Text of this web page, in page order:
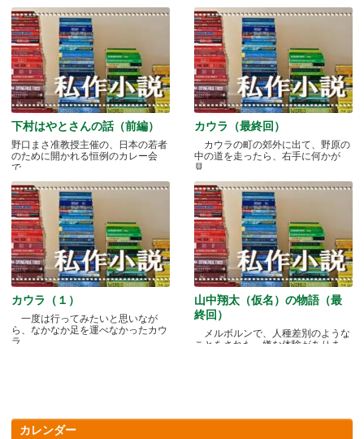
下村はやとさんの話（前編）
野口まさ准教授主催の、日本の若者
のために開かれる恒例のカレー会
で.....
カウラ（最終回）
カウラの町の郊外に出て、野原の
中の道を走ったら、右手に何かが
見.....
カウラ（１）
一度は行ってみたいと思いなが
ら、なかなか足を運べなかったカウ
ラ.....
山中翔太（仮名）の物語（最
終回）
メルボルンで、人種差別のような
ことをされた、嫌な体験がありま
カレンダー